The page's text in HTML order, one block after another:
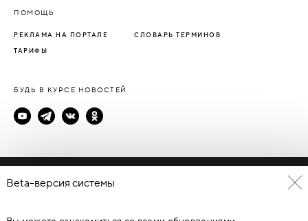
ПОМОЩЬ
РЕКЛАМА НА ПОРТАЛЕ СЛОВАРЬ ТЕРМИНОВ
ТАРИФЫ
БУДЬ В КУРСЕ НОВОСТЕЙ
Политика конфиденциальности
Beta-версия системы